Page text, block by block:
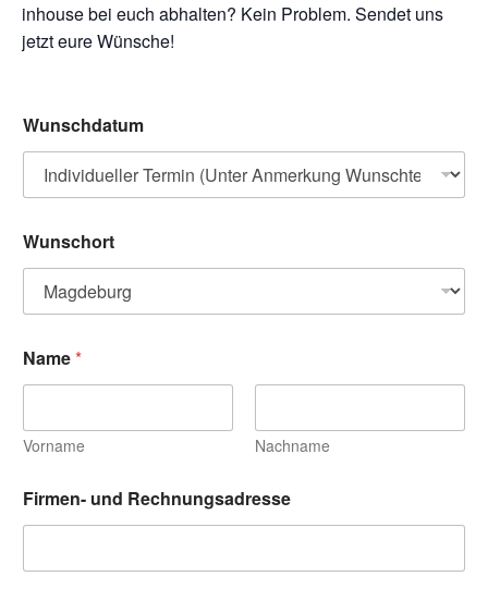
inhouse bei euch abhalten? Kein Problem. Sendet uns
jetzt eure Wünsche!
Wunschdatum
Wunschort
Name*
Vorname Nachname
Firmen- und Rechnungsadresse